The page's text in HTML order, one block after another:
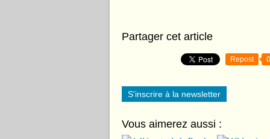
Partager cet article
Repost 0
S'inscrire à la newsletter
Vous aimerez aussi :